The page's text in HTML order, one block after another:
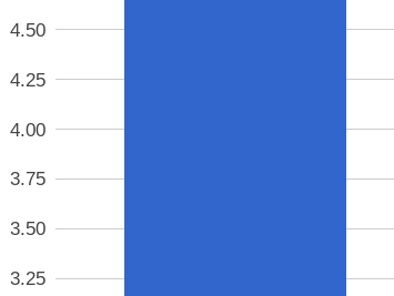
3.25
3.50
3.75
4.00
4.25
4.50